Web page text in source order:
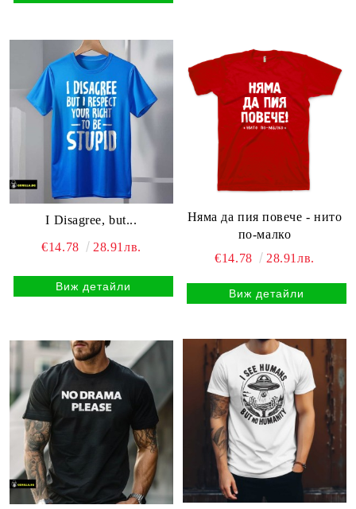
I Disagree, but...
€14.78 28.91лв.
Виж детайли
Няма да пия повече - нито
по-малко
€14.78
28.91лв.
Виж детайли